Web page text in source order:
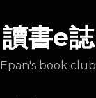
讀書e誌
Epan's book club